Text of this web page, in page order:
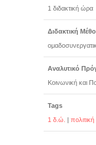
1 διδακτική ώρα
Διδακτική
Αναλυτικό
Κοινωνική και
Tags
1 δ.ώ.
|